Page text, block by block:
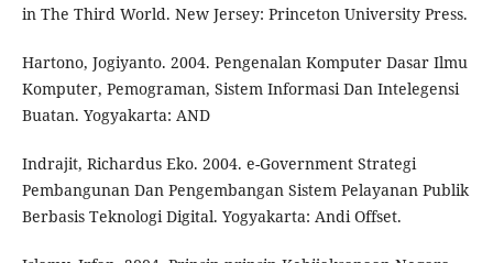
in The Third World. New Jersey: Princeton University Press.
Hartono, Jogiyanto. 2004. Pengenalan Komputer Dasar Ilmu
Komputer, Pemograman, Sistem Informasi Dan Intelegensi
Buatan. Yogyakarta: AND
Indrajit, Richardus Eko. 2004. e-Government Strategi
Pembangunan Dan Pengembangan Sistem Pelayanan Publik
Berbasis Teknologi Digital. Yogyakarta: Andi Offset.